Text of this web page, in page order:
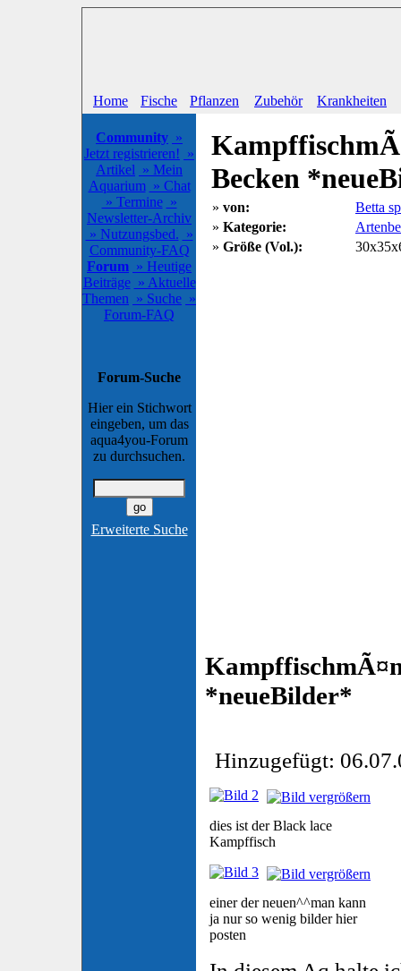
Home Fische Pflanzen Zubehör Krankheiten
Community »
Jetzt registrieren! »
Artikel » Mein
Aquarium » Chat
» Termine »
Newsletter-Archiv
» Nutzungsbed. »
Community-FAQ
Forum » Heutige
Beiträge » Aktuelle
Themen » Suche »
Forum-FAQ
Forum-Suche
Hier ein Stichwort
eingeben, um das
aqua4you-Forum
zu durchsuchen.
Erweiterte Suche
Becken
» von:
Betta
» Kategorie:
» Größe (Vol.):
*neueBilder*
Hinzugefügt:
dies ist der Black lace
Kampffisch
einer der neuen^^man kann
ja nur so wenig bilder hier
posten